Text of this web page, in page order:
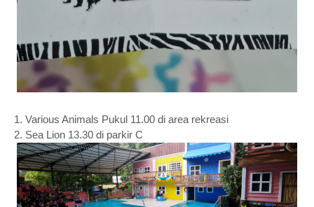
1. Various Animals Pukul 11.00 di area rekreasi
2. Sea Lion 13.30 di parkir C